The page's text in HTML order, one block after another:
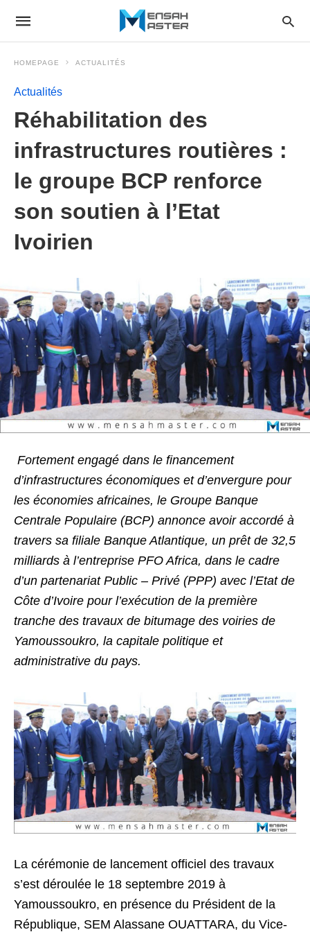
HOMEPAGE ACTUALITÉS
Actualités
Réhabilitation des
infrastructures routières :
le groupe BCP renforce
son soutien à l’Etat
Ivoirien
Fortement engagé dans le financement
d’infrastructures économiques et d’envergure pour
les économies africaines, le Groupe Banque
Centrale Populaire (BCP) annonce avoir accordé à
travers sa filiale Banque Atlantique, un prêt de 32,5
milliards à l’entreprise PFO Africa, dans le cadre
d’un partenariat Public – Privé (PPP) avec l’Etat de
Côte d’Ivoire pour l’exécution de la première
tranche des travaux de bitumage des voiries de
Yamoussoukro, la capitale politique et
administrative du pays.
La cérémonie de lancement officiel des travaux
s’est déroulée le 18 septembre 2019 à
Yamoussoukro, en présence du Président de la
République, SEM Alassane OUATTARA, du Vice-